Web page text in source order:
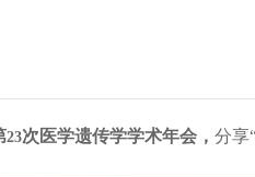
23次医学遗传学学术年会， 分享